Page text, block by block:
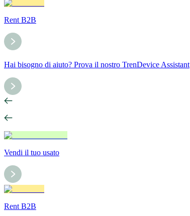
Rent B2B
Hai bisogno di aiuto? Prova il nostro TrenDevice Assistant
Vendi il tuo usato
Rent B2B